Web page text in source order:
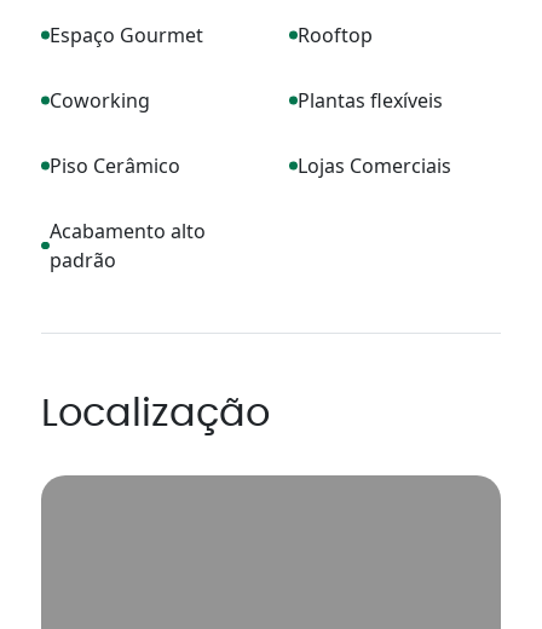
Espaço Gourmet Rooftop
Coworking Plantas flexíveis
Piso Cerâmico Lojas Comerciais
Acabamento alto
padrão
Localização